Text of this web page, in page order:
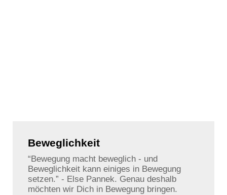
Beweglichkeit
“Bewegung macht beweglich - und
Beweglichkeit kann einiges in Bewegung
setzen.” - Else Pannek. Genau deshalb
möchten wir Dich in Bewegung bringen.